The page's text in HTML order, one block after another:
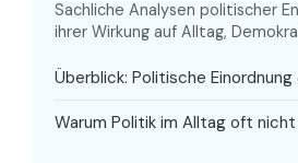
Sachliche Analysen politischer
ihrer Wirkung auf Alltag,
Überblick: Politische
Warum Politik im Alltag oft